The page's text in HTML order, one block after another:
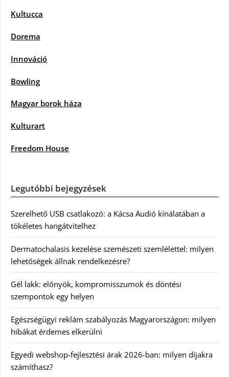
Kultucca
Dorema
Innováció
Bowling
Magyar borok háza
Kulturart
Freedom House
Legutóbbi bejegyzések
Szerelhető USB csatlakozó: a Kácsa Audió kínálatában a
tökéletes hangátvitelhez
Dermatochalasis kezelése szemészeti szemlélettel: milyen
lehetőségek állnak rendelkezésre?
Gél lakk: előnyök, kompromisszumok és döntési
szempontok egy helyen
Egészségügyi reklám szabályozás Magyarországon: milyen
hibákat érdemes elkerülni
Egyedi webshop-fejlesztési árak 2026-ban: milyen díjakra
számíthasz?